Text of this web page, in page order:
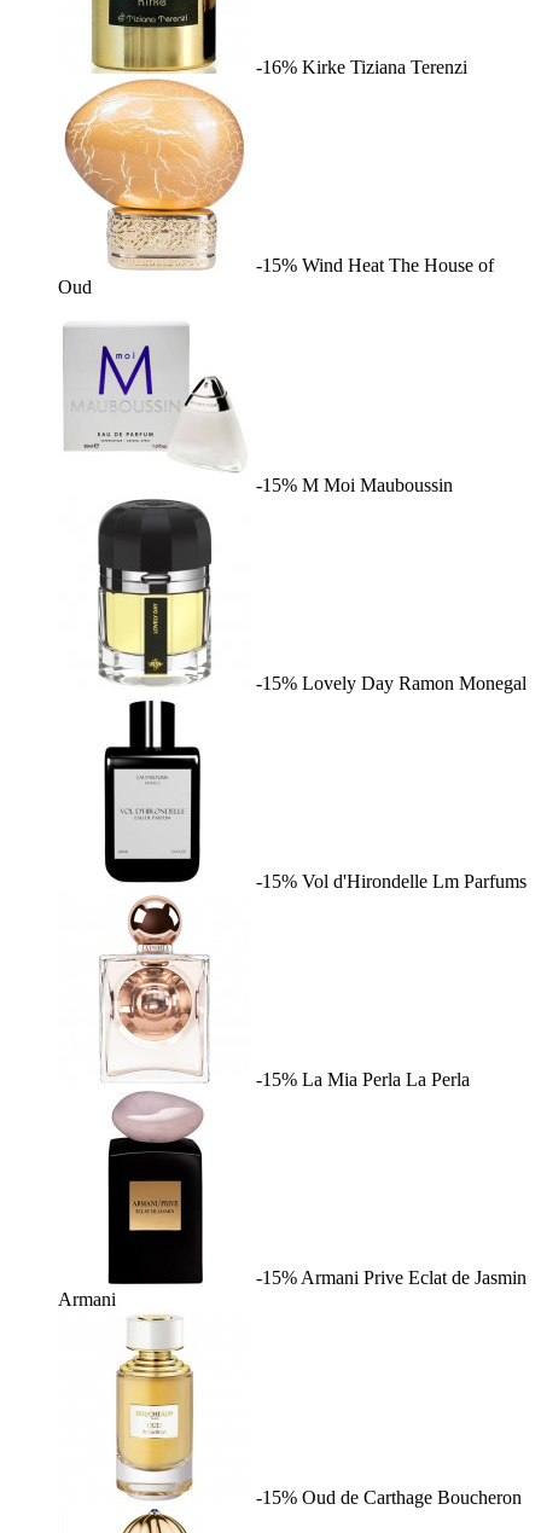
-16% Kirke Tiziana Terenzi
-15% Wind Heat The House of
Oud
-15% M Moi Mauboussin
-15% Lovely Day Ramon Monegal
-15% Vol d'Hirondelle Lm Parfums
-15% La Mia Perla La Perla
-15% Armani Prive Eclat de Jasmin
Armani
-15% Oud de Carthage Boucheron